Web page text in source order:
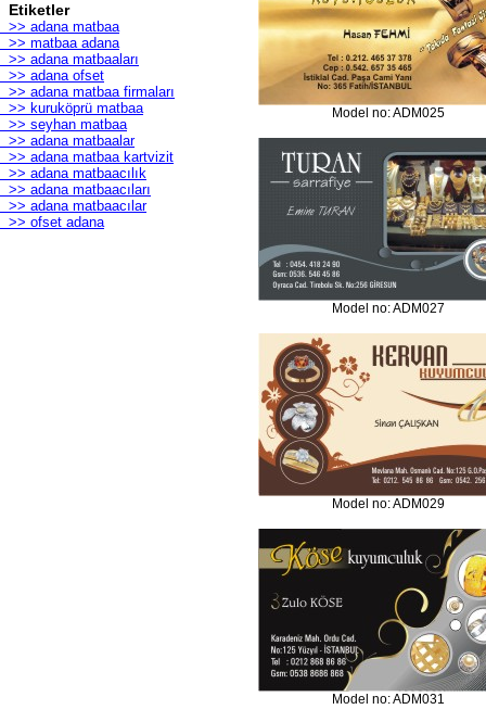
Etiketler
>> adana matbaa
>> matbaa adana
>> adana matbaaları
>> adana ofset
>> adana matbaa firmaları
>> kuruköprü matbaa
>> seyhan matbaa
>> adana matbaalar
>> adana matbaa kartvizit
>> adana matbaacılık
>> adana matbaacıları
>> adana matbaacılar
>> ofset adana
Model no: ADM025
Model no: ADM027
Model no: ADM029
Model no: ADM031